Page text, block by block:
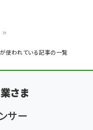
が使われている記事の一覧
さま
サー